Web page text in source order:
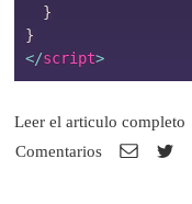
}
}
</script>
Comentarios
Leer el articulo completo